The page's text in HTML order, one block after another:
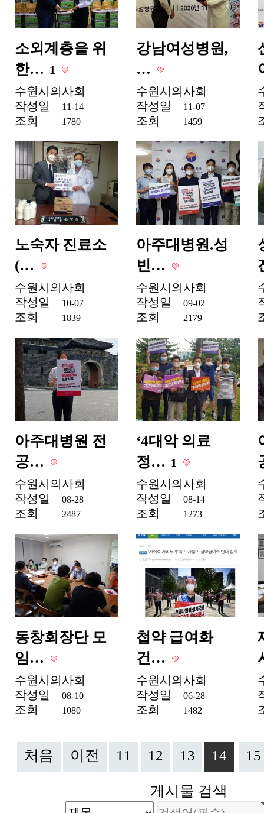
소외계층을 위
한… 1
수원시의사회
작성일
11-14
조회 1780
강남여성병원,
…
수원시의사회
작성일
11-07
조회 1459
노숙자 진료소
(…
수원시의사회
작성일
10-07
조회 1839
아주대병원.성
빈…
수원시의사회
작성일
09-02
조회 2179
아주대병원 전
공…
수원시의사회
작성일
08-28
조회 2487
‘4대악 의료
정… 1
수원시의사회
작성일
08-14
조회 1273
동창회장단 모
임…
수원시의사회
작성일
08-10
조회 1080
첩약 급여화
건…
수원시의사회
작성일
06-28
조회 1482
처음 이전 11 12 13 14 15
게시물 검색